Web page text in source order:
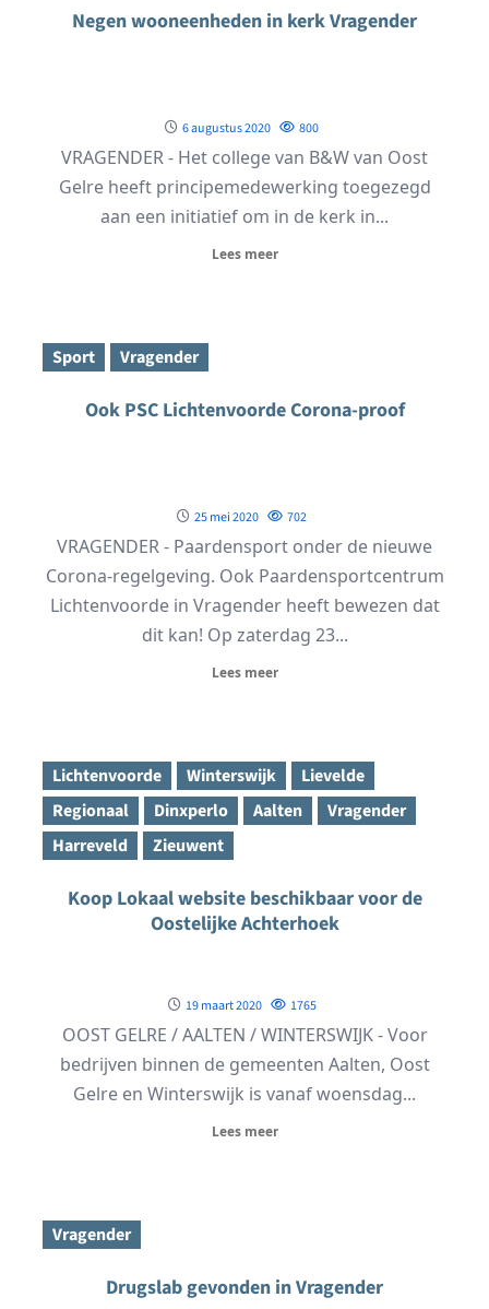
Negen wooneenheden in kerk Vragender
6 augustus 2020 800
VRAGENDER - Het college van B&W van Oost
Gelre heeft principemedewerking toegezegd
aan een initiatief om in de kerk in...
Lees meer
Sport Vragender
Ook PSC Lichtenvoorde Corona-proof
25 mei 2020 702
VRAGENDER - Paardensport onder de nieuwe
Corona-regelgeving. Ook Paardensportcentrum
Lichtenvoorde in Vragender heeft bewezen dat
dit kan! Op zaterdag 23...
Lees meer
Lichtenvoorde Winterswijk
Lievelde
Regionaal
Dinxperlo Aalten
Vragender
Harreveld
Zieuwent
Koop Lokaal website beschikbaar voor de
Oostelijke Achterhoek
19 maart 2020 1765
OOST GELRE / AALTEN / WINTERSWIJK - Voor
bedrijven binnen de gemeenten Aalten, Oost
Gelre en Winterswijk is vanaf woensdag...
Lees meer
Vragender
Drugslab gevonden in Vragender